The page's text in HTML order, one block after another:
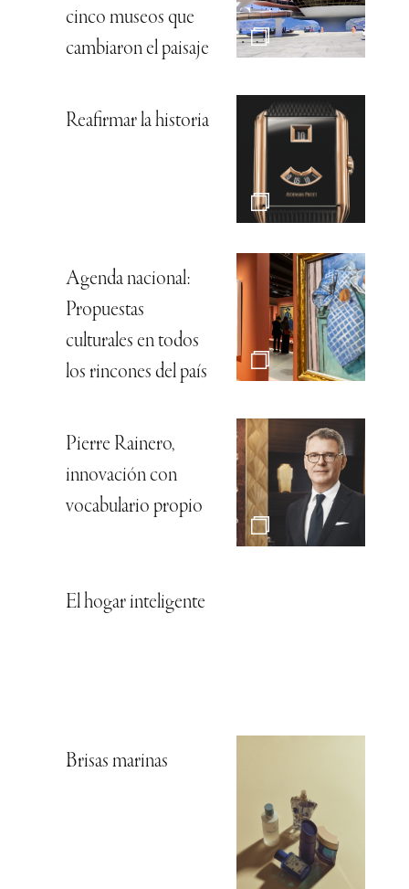
cinco museos que
cambiaron el paisaje
Reafirmar la historia
Agenda nacional:
Propuestas
culturales en todos
los rincones del país
Pierre Rainero,
innovación con
vocabulario propio
El hogar inteligente
Brisas marinas